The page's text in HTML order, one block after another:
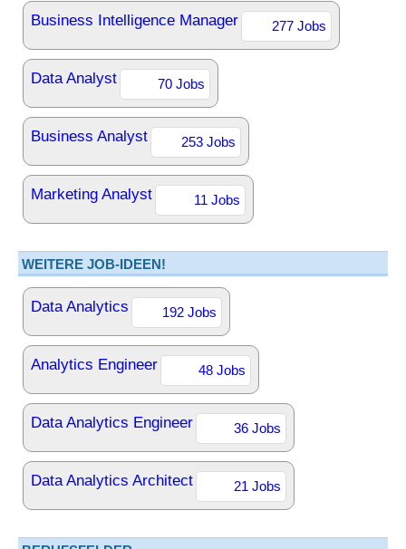
Business Intelligence Manager 277 Jobs
Data Analyst 70 Jobs
Business Analyst 253 Jobs
Marketing Analyst 11 Jobs
WEITERE JOB-IDEEN!
Data Analytics 192 Jobs
Analytics Engineer 48 Jobs
Data Analytics Engineer 36 Jobs
Data Analytics Architect 21 Jobs